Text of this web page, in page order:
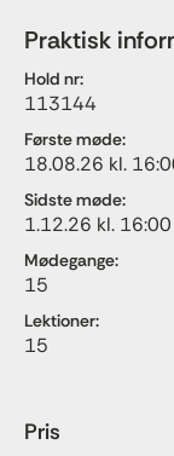
Praktisk
Hold nr:
113144
Første møde:
18.08.26 kl.
Sidste møde:
1.12.26 kl. 16:00
Mødegange:
15
Lektioner:
15
Pris